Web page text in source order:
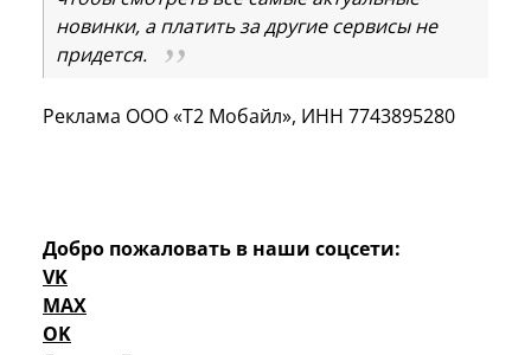
новинки, а платить за другие сервисы не
придется.
Реклама ООО «Т2 Мобайл», ИНН 7743895280
Добро пожаловать в наши соцсети:
VK
MAX
OK